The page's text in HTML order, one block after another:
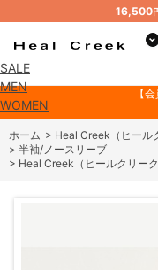
16,500
SALE
MEN
WOMEN
【
ホーム > Heal Creek（ヒール
> 半袖/ノースリーブ
> Heal Creek（ヒールクリー